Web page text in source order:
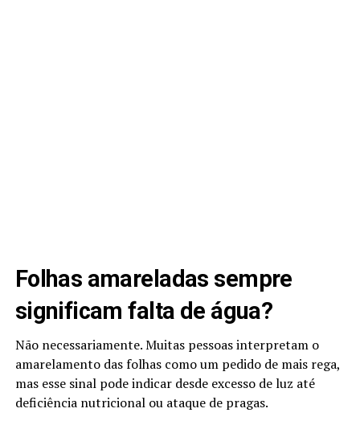
Folhas amareladas sempre
significam falta de água?
Não necessariamente. Muitas pessoas interpretam o
amarelamento das folhas como um pedido de mais rega,
mas esse sinal pode indicar desde excesso de luz até
deficiência nutricional ou ataque de pragas.